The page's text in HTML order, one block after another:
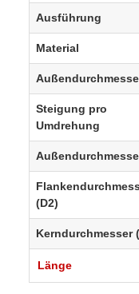
Ausführung
Material
Steigung pro
Umdrehung
(D2)
Kerndurchmesser
Länge